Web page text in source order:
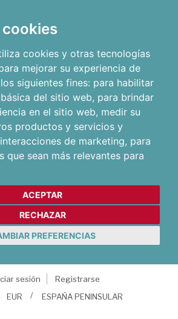
cookies y otras tecnologías
mejorar su experiencia de
siguientes fines: para habilitar
del sitio web, para brindar
en el sitio web, medir su
productos y servicios y
de marketing, para
que sean más relevantes para
ACEPTAR
RECHAZAR
PREFERENCIAS
sesión
Registrarse
EUR ESPAÑA PENINSULAR